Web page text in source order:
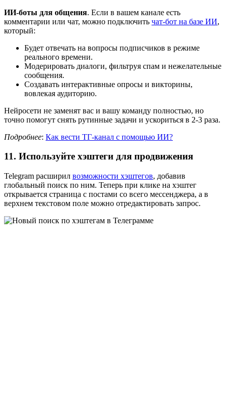
ИИ-боты для общения. Если в вашем канале есть
комментарии или чат, можно подключить чат-бот на базе ИИ,
который:
Будет отвечать на вопросы подписчиков в режиме
реального времени.
Модерировать диалоги, фильтруя спам и нежелательные
сообщения.
Создавать интерактивные опросы и викторины,
вовлекая аудиторию.
Нейросети не заменят вас и вашу команду полностью, но
точно помогут снять рутинные задачи и ускориться в 2-3 раза.
Подробнее: Как вести ТГ-канал с помощью ИИ?
11. Используйте хэштеги для продвижения
Telegram расширил возможности хэштегов, добавив
глобальный поиск по ним. Теперь при клике на хэштег
открывается страница с постами со всего мессенджера, а в
верхнем текстовом поле можно отредактировать запрос.